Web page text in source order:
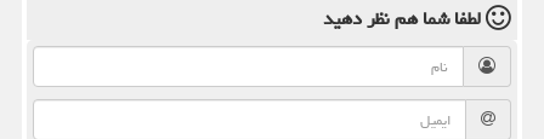
لطفا شما همنظر دهید